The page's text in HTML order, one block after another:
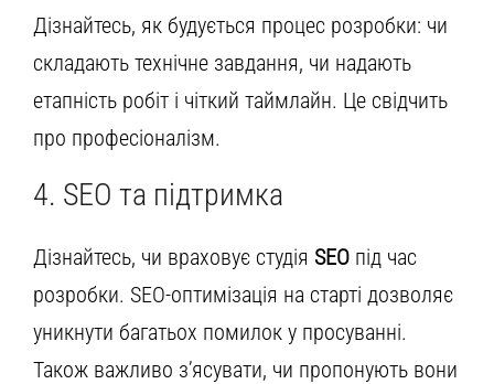
Дізнайтесь, як будується процес розробки: чи
складають технічне завдання, чи надають
етапність робіт і чіткий таймлайн. Це свідчить
про професіоналізм.
4. SEO та підтримка
Дізнайтесь, чи враховує студія SEO під час
розробки. SEO-оптимізація на старті дозволяє
уникнути багатьох помилок у просуванні.
Також важливо з’ясувати, чи пропонують вони